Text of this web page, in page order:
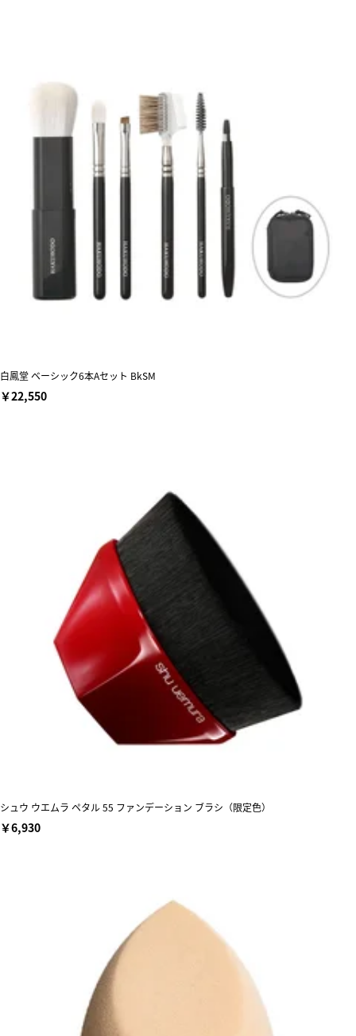
白鳳堂 ベーシック6本Aセット BkSM
￥22,550
シュウ ウエムラ ペタル 55 ファンデーション ブラシ（限定色）
￥6,930